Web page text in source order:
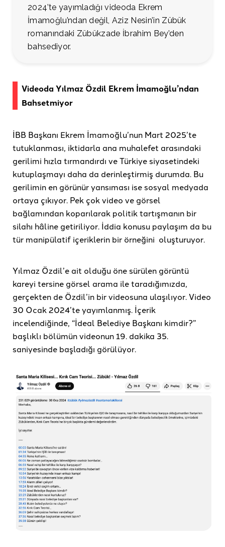
2024’te yayımladığı videoda Ekrem
İmamoğlu’ndan değil, Aziz Nesin’in Zübük
romanındaki Zübükzade İbrahim Bey’den
bahsediyor.
Videoda Yılmaz Özdil Ekrem İmamoğlu’ndan
Bahsetmiyor
İBB Başkanı Ekrem İmamoğlu’nun Mart 2025’te
tutuklanması, iktidarla ana muhalefet arasındaki
gerilimi hızla tırmandırdı ve Türkiye siyasetindeki
kutuplaşmayı daha da derinleştirmiş durumda. Bu
gerilimin en görünür yansıması ise sosyal medyada
ortaya çıkıyor. Pek çok video ve görsel
bağlamından koparılarak politik tartışmanın bir
silahı hâline getiriliyor. İddia konusu paylaşım da bu
tür manipülatif içeriklerin bir örneğini oluşturuyor.
Yılmaz Özdil’e ait olduğu öne sürülen görüntü
kareyi tersine görsel arama ile taradığımızda,
gerçekten de Özdil’in bir videosuna ulaşılıyor. Video
30 Ocak 2024’te yayımlanmış. İçerik
incelendiğinde, “İdeal Belediye Başkanı kimdir?”
başlıklı bölümün videonun 19. dakika 35.
saniyesinde başladığı görülüyor.